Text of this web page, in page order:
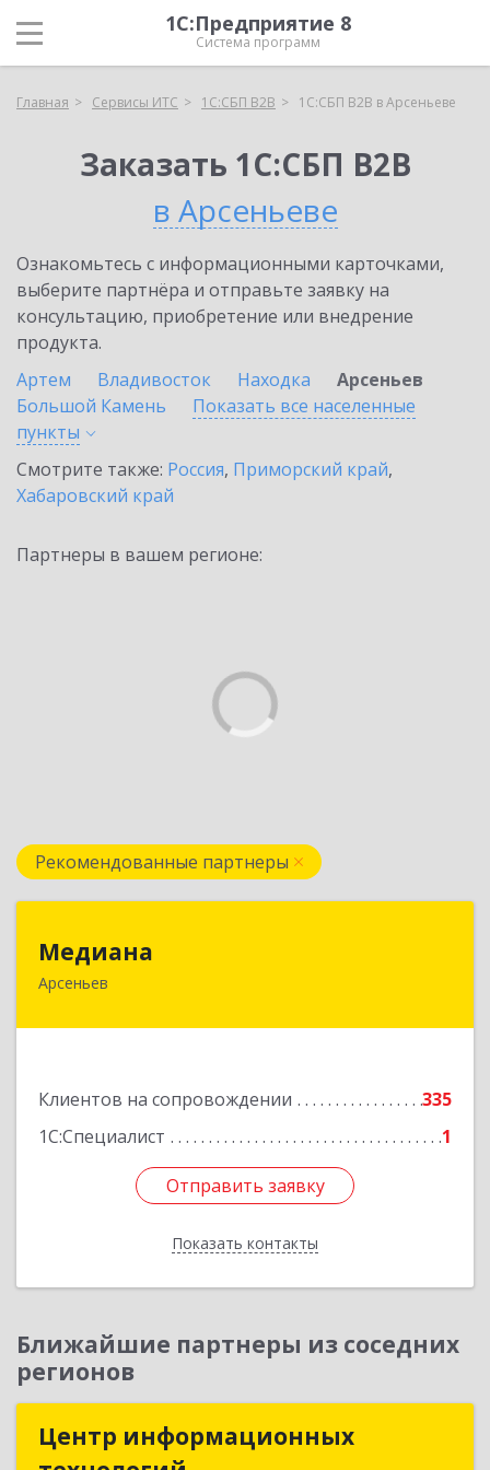
1С:Предприятие 8
Система программ
Главная Сервисы ИТС 1С:СБП B2B 1С:СБП B2B в Арсеньеве
Заказать 1С:СБП B2B
в Арсеньеве
Ознакомьтесь с информационными карточками,
выберите партнёра и отправьте заявку на
консультацию, приобретение или внедрение
продукта.
Артем
Владивосток Находка
Арсеньев
Большой Камень
Показать все населенные
пункты
Смотрите также: Россия, Приморский край,
Хабаровский край
Партнеры в вашем регионе:
Рекомендованные партнеры
Медиана
Арсеньев
Клиентов на сопровождении
335
1С:Специалист
1
Отправить заявку
Показать контакты
Отправить заявку
Назад
Ближайшие партнеры из соседних
регионов
Центр информационных
Центр информационных